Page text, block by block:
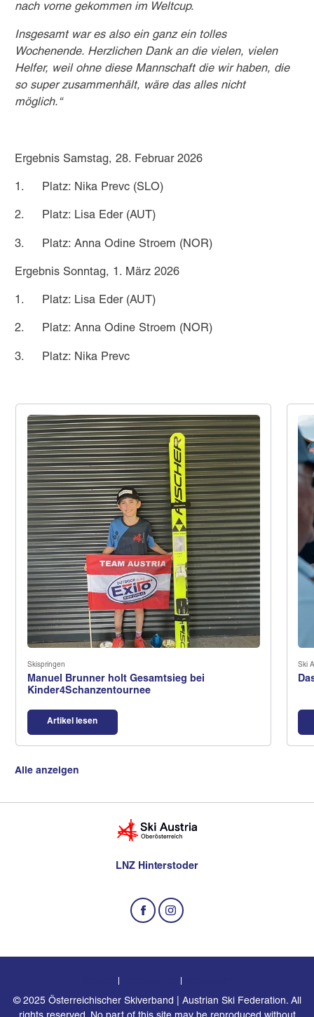
nach vorne gekommen im Weltcup.
Insgesamt war es also ein ganz ein tolles
Wochenende. Herzlichen Dank an die vielen, vielen
Helfer, weil ohne diese Mannschaft die wir haben, die
so super zusammenhält, wäre das alles nicht
möglich.“
Ergebnis Samstag, 28. Februar 2026
1. Platz: Nika Prevc (SLO)
2. Platz: Lisa Eder (AUT)
3. Platz: Anna Odine Stroem (NOR)
Ergebnis Sonntag, 1. März 2026
1. Platz: Lisa Eder (AUT)
2. Platz: Anna Odine Stroem (NOR)
3. Platz: Nika Prevc
Skispringen
Manuel Brunner holt Gesamtsieg bei
Kinder4Schanzentournee
Artikel lesen
Ski
Alle anzeigen
LNZ Hinterstoder
© 2025 Österreichischer Skiverband | Austrian Ski Federation. All